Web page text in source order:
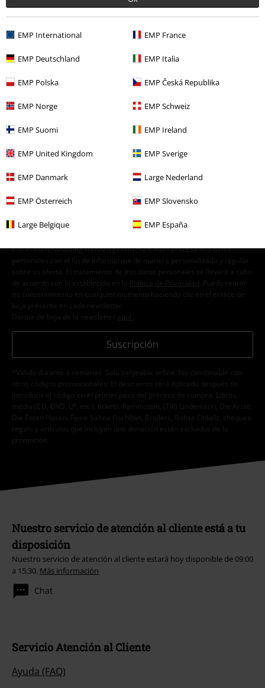
EMP International EMP France
EMP Deutschland EMP Italia
EMP Polska EMP Česká Republika
EMP Norge EMP Schweiz
EMP Suomi EMP Ireland
EMP United Kingdom EMP Sverige
EMP Danmark Large Nederland
EMP Österreich EMP Slovensko
Large Belgique EMP España
Accesorios Sombreros y gorras Gorras
Ropa & accesorios Sombreros y gorras
Estilos Básicos
E-mail Newsletter
¡Cheque regalo del 15% de descuento,
suscríbete ahora!
E.M.P. Merchandising Handelsgesellschaft mbH procese mis datos
personales con el fin de informarme de manera personalizada y regular
sobre su oferta. El tratamiento de mis datos personales se llevará a cabo
de acuerdo con lo establecido en la
Política de Privacidad . Puedo retirar
mi consentimiento en cualquier momento haciendo clic en el enlace de
baja presente en cada newsletter.
Darme de baja de la newsletter
aquí
Suscripción
*Válido durante 4 semanas. Solo canjeable online. No combinable con
otros códigos promocionales. El descuento será aplicado después de
introducir el código en el primer paso del proceso de compra. Libros,
media (CD, DVD, LP, etc.), tickets, Rammstein, (Till) Lindemann, Die Ärzte,
Die Toten Hosen, Feine Sahne Fischfilet, Broilers, Böhse Onkelz, cheques-
regalo y artículos que incluyen una donación están excluidos de la
promoción.
Nuestro servicio de atención al cliente está a tu
disposición
Nuestro servicio de atención al cliente estará hoy disponible de 09:00
a 15:30. Más información
Chat
Servicio Atención al Cliente
Ayuda (FAQ)